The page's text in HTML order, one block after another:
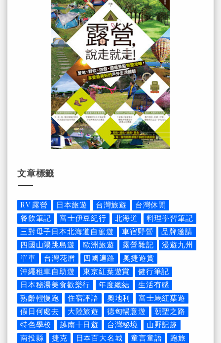
文章標籤
RV 露營 日本旅遊 台灣旅遊
台灣休閒
餐飲筆記
富士伊豆紀行 北海道
料理學習筆記
三對母子日本北海道自駕遊
車宿野營
品牌邀請
四國山陽跳島遊
歐洲旅遊 露營雜記
漫遊九州
單車
台灣花曆 四國遍路
奧捷遊賞
沖繩租車自助遊
東京紅葉遊賞
健行筆記
日本秘湯美食歡樂行
年度總結
生活有感
熟齡輕慢跑
住宿評語 奧地利
富士馬紅葉遊
假日何處去
大陸旅遊 德匈暢意遊
朝聖之路
特色學校
越南十日遊 台灣秘境
山野記趣
南投縣
捷克 日本百大名城 童言童語
跑旅